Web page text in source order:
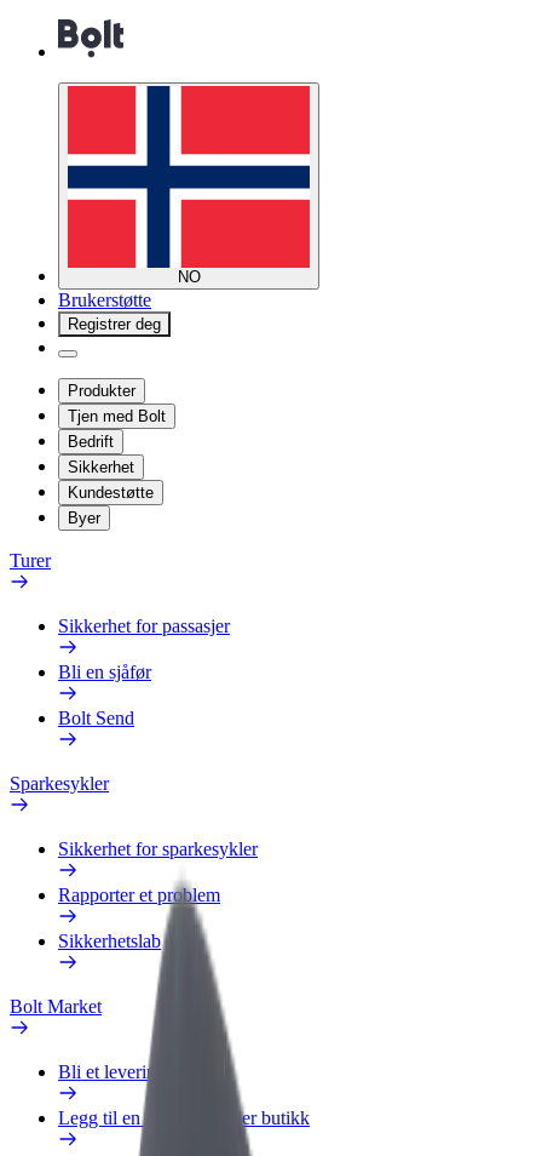
NO
Brukerstøtte
Registrer deg
Produkter
Tjen med Bolt
Bedrift
Sikkerhet
Kundestøtte
Byer
Turer
Sikkerhet for passasjer
Bli en sjåfør
Bolt Send
Sparkesykler
Sikkerhet for sparkesykler
Rapporter et problem
Sikkerhetslab
Bolt Market
Bli et leveringsbud
Legg til en restaurant eller butikk